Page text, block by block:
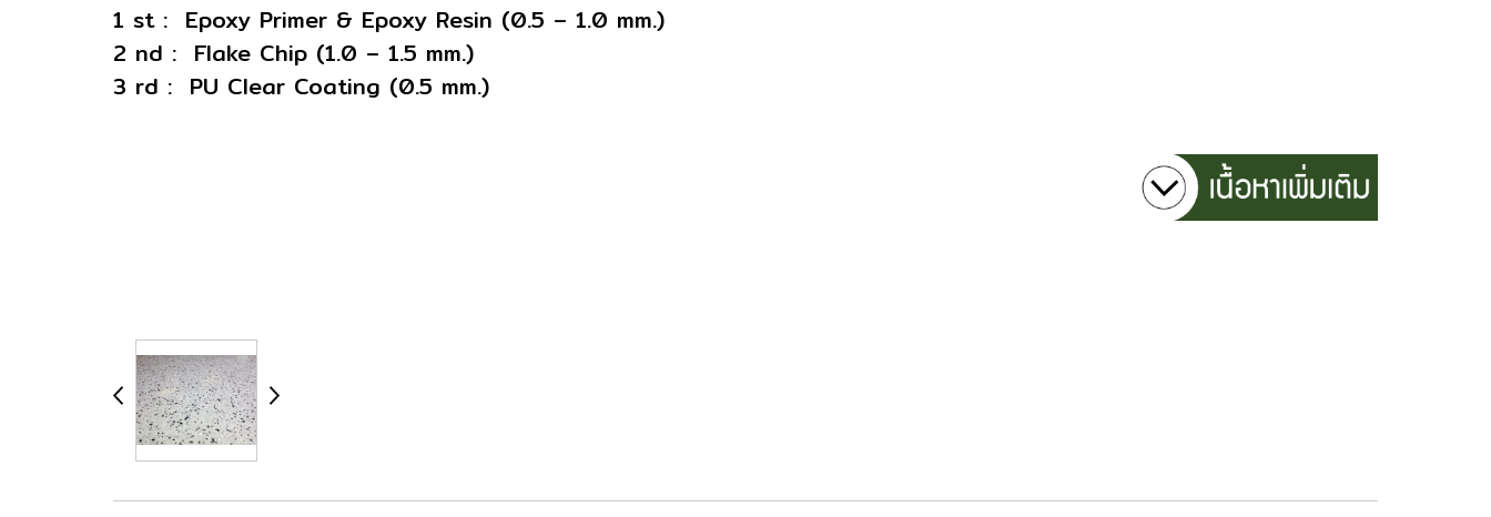
1 st : Epoxy Primer & Epoxy Resin (0.5 – 1.0 mm.)
2 nd : Flake Chip (1.0 – 1.5 mm.)
3 rd : PU Clear Coating (0.5 mm.)